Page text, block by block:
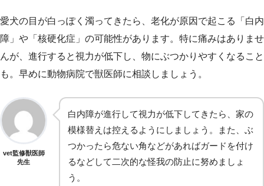
愛犬の目が白っぽく濁ってきたら、老化が原因で起こる「白内
障」や「核硬化症」の可能性があります。特に痛みはありませ
んが、進行すると視力が低下し、物にぶつかりやすくなること
も。早めに動物病院で獣医師に相談しましょう。
vet監修獣医師
先生
白内障が進行して視力が低下してきたら、家の
模様替えは控えるようにしましょう。また、ぶ
つかったら危ない角などがあればガードを付け
るなどして二次的な怪我の防止に努めましょ
う。